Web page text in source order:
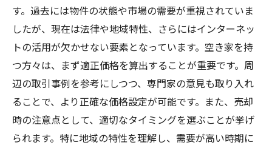
す。過去には物件の状態や市場の需要が重視されていま
したが、現在は法律や地域特性、さらにはインターネッ
トの活用が欠かせない要素となっています。空き家を持
つ方々は、まず適正価格を算出することが重要です。周
辺の取引事例を参考にしつつ、専門家の意見も取り入れ
ることで、より正確な価格設定が可能です。また、売却
時の注意点として、適切なタイミングを選ぶことが挙げ
られます。特に地域の特性を理解し、需要が高い時期に